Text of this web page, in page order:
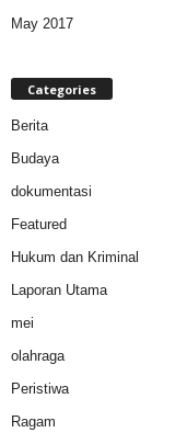
May 2017
Categories
Berita
Budaya
dokumentasi
Featured
Hukum dan Kriminal
Laporan Utama
mei
olahraga
Peristiwa
Ragam